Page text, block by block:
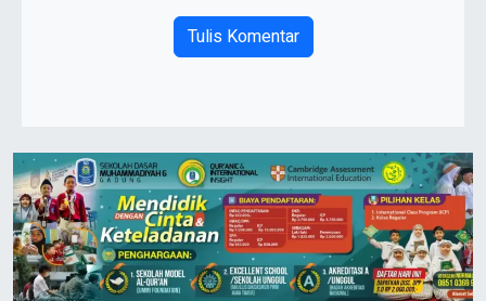
Tulis Komentar